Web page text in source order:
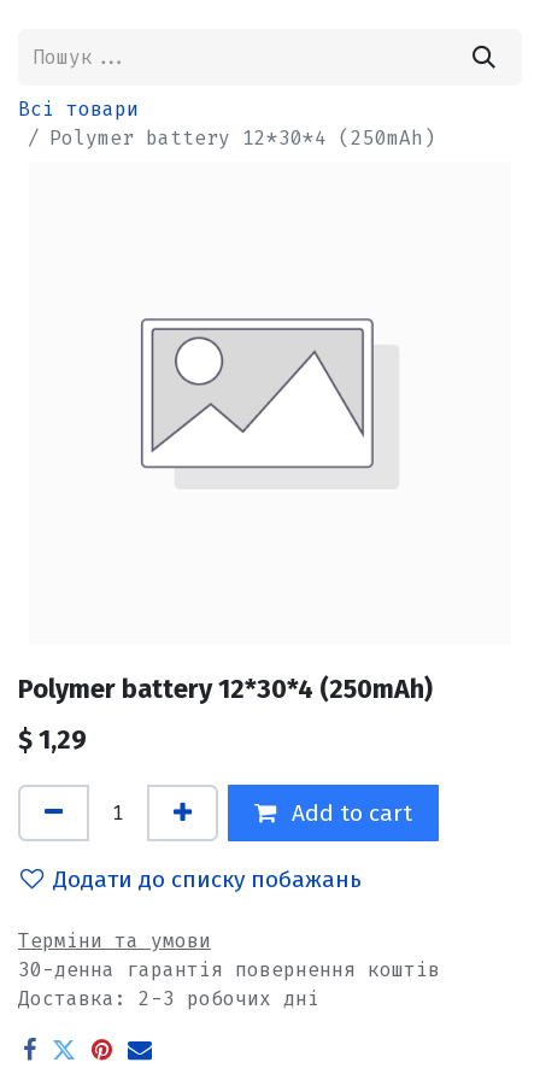
Всі товари
Polymer battery 12*30*4 (250mAh)
Polymer battery 12*30*4 (250mAh)
$1,29
Add to cart
Додати до списку побажань
Терміни та умови
30-денна гарантія повернення коштів
Доставка: 2-3 робочих дні